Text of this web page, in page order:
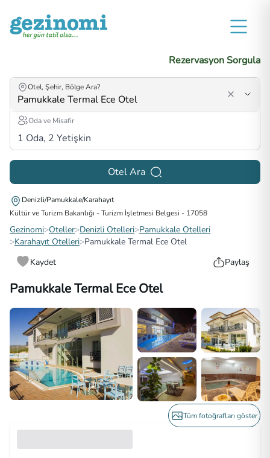
Rezervasyon Sorgula
Otel, Şehir, Bölge Ara?
Oda ve Misafir
1 Oda, 2 Yetişkin
Otel Ara
Denizli/Pamukkale/Karahayıt
Kültür ve Turizm Bakanlığı - Turizm İşletmesi Belgesi - 17058
Gezinomi>Oteller>Denizli Otelleri>Pamukkale Otelleri
>Karahayıt Otelleri>Pamukkale Termal Ece Otel
Paylaş
Kaydet
Pamukkale Termal Ece Otel
Tüm fotoğrafları göster